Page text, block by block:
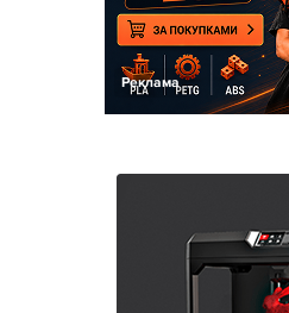
Реклама